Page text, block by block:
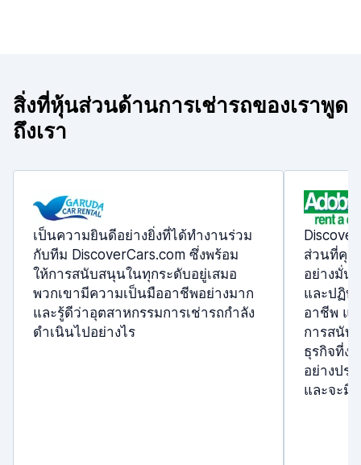
สิ่งที่หุ้นส่วนด้านการเช่ารถของเราพูด
ถึงเรา
เป็นความยินดีอย่างยิ่งที่ได้ทำงานร่วม
กับทีม DiscoverCars.com ซึ่งพร้อม
ให้การสนับสนุนในทุกระดับอยู่เสมอ
พวกเขามีความเป็นมืออาชีพอย่างมาก
และรู้ดีว่าอุตสาหกรรมการเช่ารถกำลัง
ดำเนินไปอย่างไร
ส่วนที่คุณ
อย่างมั่น
และปฏิบั
อาชีพ แ
การสนับ
ธุรกิจที่ง่
อย่างปร
และจะมี